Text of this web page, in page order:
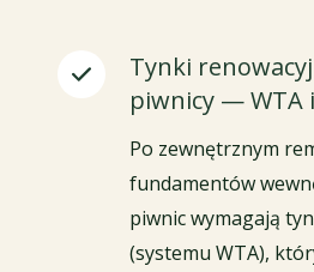
Tynki
piwnicy — WTA
Po zewnętrznym
fundamentów
piwnic wymagają
(systemu WTA),